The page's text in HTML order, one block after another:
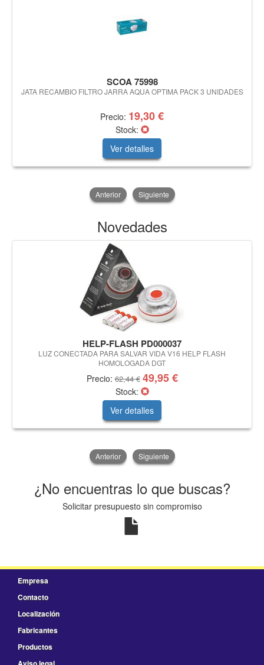
SCOA 75998
JATA RECAMBIO FILTRO JARRA AQUA OPTIMA PACK 3 UNIDADES
Precio: 19,30 €
Stock:
Ver detalles
Anterior Siguiente
Novedades
HELP-FLASH PD000037
LUZ CONECTADA PARA SALVAR VIDA V16 HELP FLASH
HOMOLOGADA DGT
Precio:62,44 € 49,95 €
Stock:
Ver detalles
Anterior Siguiente
¿No encuentras lo que buscas?
Solicitar presupuesto sin compromiso
Empresa
Contacto
Localización
Fabricantes
Productos